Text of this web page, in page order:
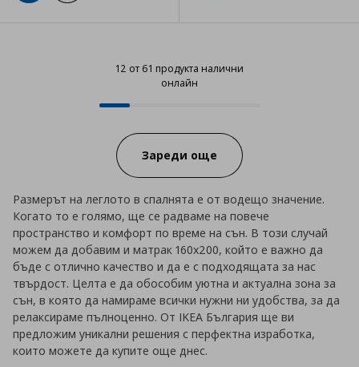
12 от 61 продукта налични
онлайн
12 от 61 продукта налични
Progress:
Зареди още
Размерът на леглото в спалнята е от водещо значение.
Когато то е голямо, ще се радваме на повече
пространство и комфорт по време на сън. В този случай
можем да добавим и матрак 160х200, който е важно да
бъде с отлично качество и да е с подходящата за нас
твърдост. Целта е да обособим уютна и актуална зона за
сън, в която да намираме всички нужни ни удобства, за да
релаксираме пълноценно. От IKEA България ще ви
предложим уникални решения с перфектна изработка,
които можете да купите още днес.